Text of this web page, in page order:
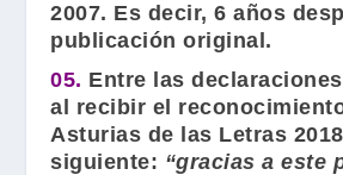
2007. Es decir, 6 años
publicación original.
05. Entre las
al recibir el
Asturias de las Letras
siguiente: “gracias a este